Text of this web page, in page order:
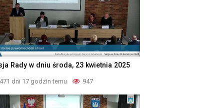
Rady w dniu środa, 23 kwietnia 2025
471 dni 17 godzin temu 947